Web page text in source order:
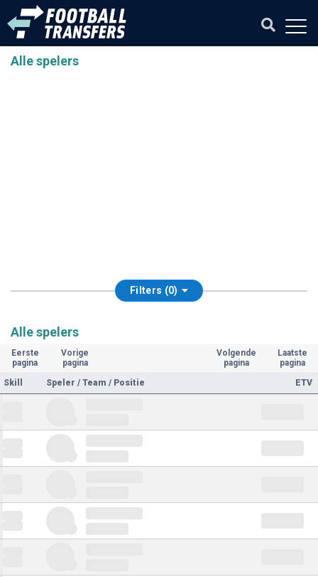
Alle spelers
Filters (0)
Alle spelers
Eerste
pagina
Vorige
pagina
Volgende
pagina
Laatste
pagina
Skill
Speler / Team / Positie ETV